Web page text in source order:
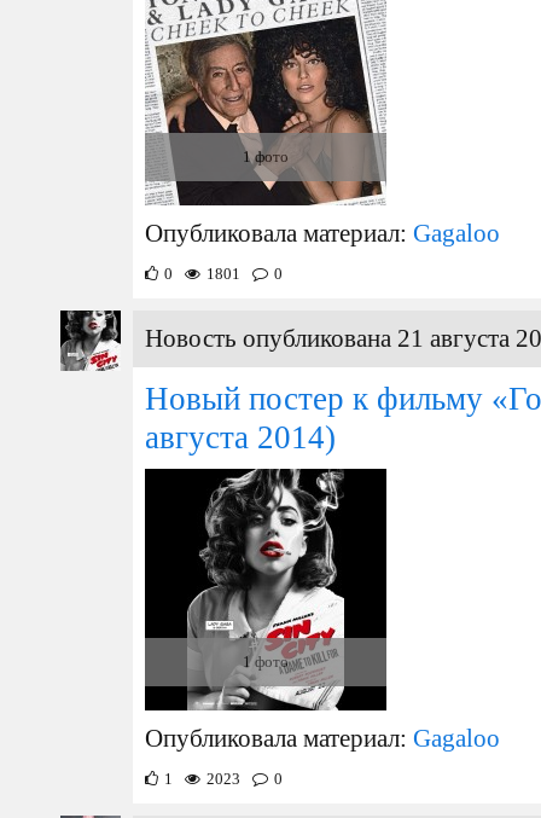
1 фото
Опубликовала материал: Gagaloo
0 1801 0
Новость опубликована 21 августа
Новый постер к фильму
августа 2014)
1 фото
Опубликовала материал: Gagaloo
1 2023 0